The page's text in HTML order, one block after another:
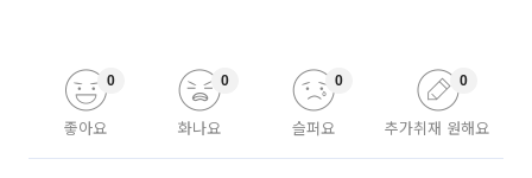
좋아요
0
화나요
0
슬퍼요
0
추가취재 원해요
0